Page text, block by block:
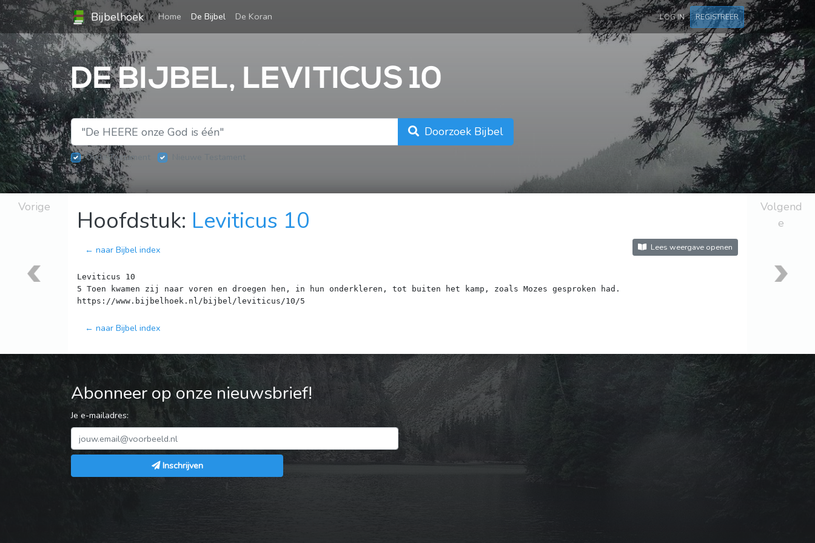
Bijbelhoek Home (current)
De Bijbel De Koran LOG IN REGISTREER
DE BIJBEL, LEVITICUS 10
Doorzoek Bijbel
Oude Testament
Vorige Hoofdstuk: Leviticus 10
← naar Bijbel index Lees weergave openen
Leviticus 10
5 Toen kwamen zij naar voren en droegen hen, in hun onderkleren, tot buiten het kamp, zoals Mozes gesproken had.
← naar Bijbel index
Volgend
e
Abonneer op onze nieuwsbrief!
Je e-mailadres:
Inschrijven